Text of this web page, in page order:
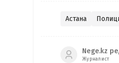
Астана
Nege.kz
Журналист